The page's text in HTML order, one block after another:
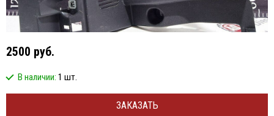
2500 руб.
В наличии: 1 шт.
ЗАКАЗАТЬ